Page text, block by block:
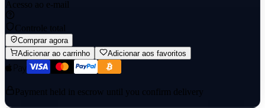
Acesso ao e-mail
Controle total
Comprar agora
Adicionar ao carrinho
Adicionar aos favoritos
Payment held in escrow until you confirm delivery